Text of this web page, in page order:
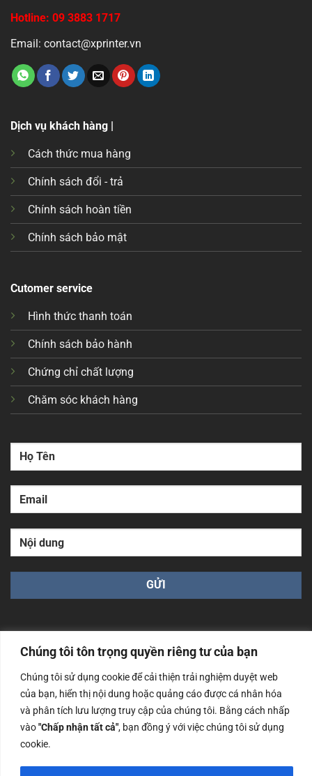
Chúng tôi tôn trọng quyền riêng tư của bạn
Chúng tôi sử dụng cookie để cải thiện trải nghiệm duyệt web
của bạn, hiển thị nội dung hoặc quảng cáo được cá nhân hóa
và phân tích lưu lượng truy cập của chúng tôi. Bằng cách nhấp
vào"Chấp nhận tất cả", bạn đồng ý với việc chúng tôi sử dụng
cookie.
Hotline: 09 3883 1717
Email: contact@xprinter.vn
Dịch vụ khách hàng |
Cách thức mua hàng
Chính sách đổi - trả
Chính sách hoàn tiền
Chính sách bảo mật
Cutomer service
Hình thức thanh toán
Chính sách bảo hành
Chứng chỉ chất lượng
Chăm sóc khách hàng
Công ty TNHH Nam Bình Xương - Số ĐKKD: 0108783483
cấp ngày 14/06/2019 bởi Sở Kế Hoạch và Đầu Tư Tp. Hà
Nội
Copyrights @2023 Nam Binh Xuong. All Rights Reserved